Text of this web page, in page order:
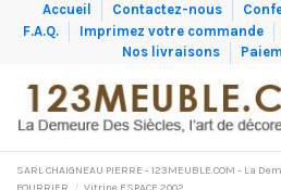
Accueil Contactez-nous
F.A.Q.
Imprimez votre commande
Nos livraisons
SARL CHAIGNEAU PIERRE - 123MEUBLE.COM - La